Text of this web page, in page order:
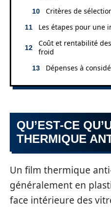
Critères de
Les étapes pour une
Coût et rentabilité
froid
Dépenses à
QU’EST-CE
THERMIQUE
Un film thermique
généralement en
face intérieure des